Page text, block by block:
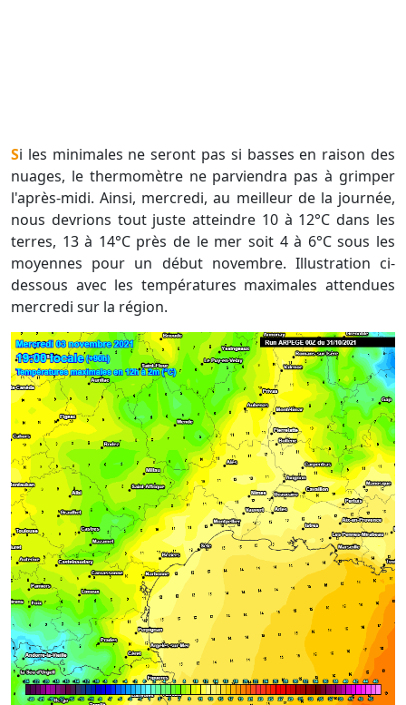
Si les minimales ne seront pas si basses en raison des
nuages, le thermomètre ne parviendra pas à grimper
l'après-midi. Ainsi, mercredi, au meilleur de la journée,
nous devrions tout juste atteindre 10 à 12°C dans les
terres, 13 à 14°C près de le mer soit 4 à 6°C sous les
moyennes pour un début novembre. Illustration ci-
dessous avec les températures maximales attendues
mercredi sur la région.